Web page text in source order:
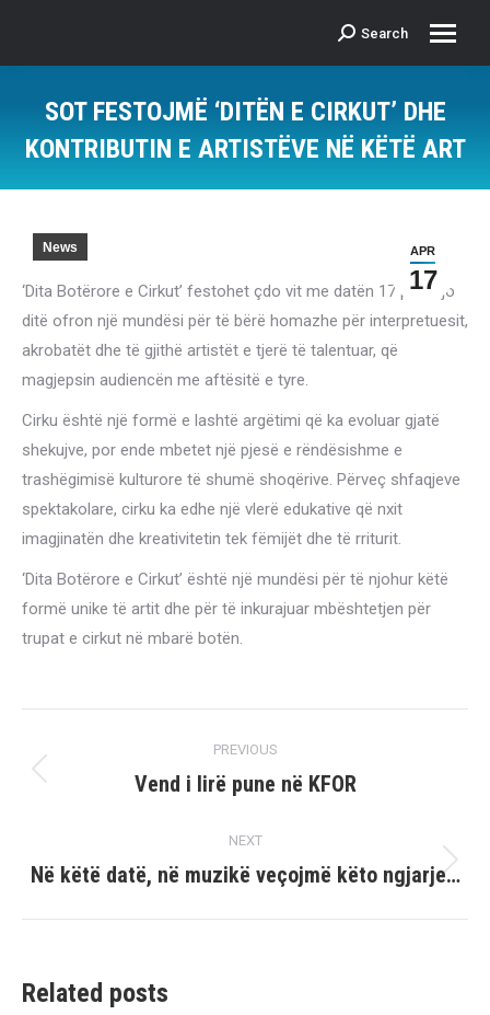
Search:
Search
SOT FESTOJMË ‘DITËN E CIRKUT’ DHE
KONTRIBUTIN E ARTISTËVE NË KËTË ART
APR
17
News
‘Dita Botërore e Cirkut’ festohet çdo vit me datën 17 prill. Kjo
ditë ofron një mundësi për të bërë homazhe për interpretuesit,
akrobatët dhe të gjithë artistët e tjerë të talentuar, që
magjepsin audiencën me aftësitë e tyre.
Cirku është një formë e lashtë argëtimi që ka evoluar gjatë
shekujve, por ende mbetet një pjesë e rëndësishme e
trashëgimisë kulturore të shumë shoqërive. Përveç shfaqjeve
spektakolare, cirku ka edhe një vlerë edukative që nxit
imagjinatën dhe kreativitetin tek fëmijët dhe të rriturit.
‘Dita Botërore e Cirkut’ është një mundësi për të njohur këtë
formë unike të artit dhe për të inkurajuar mbështetjen për
trupat e cirkut në mbarë botën.
navigation
PREVIOUS
Previous
Vend i lirë pune në KFOR
NEXT
Next
Në këtë datë, në muzikë veçojmë këto ngjarje…
Related posts